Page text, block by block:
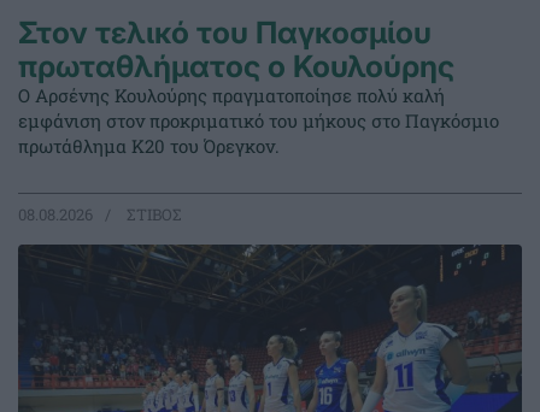
Στον τελικό του Παγκοσμίου
πρωταθλήματος ο Κουλούρης
Ο Αρσένης Κουλούρης πραγματοποίησε πολύ καλή
εμφάνιση στον προκριματικό του μήκους στο Παγκόσμιο
πρωτάθλημα Κ20 του Όρεγκον.
08.08.2026 ΣΤΙΒΟΣ